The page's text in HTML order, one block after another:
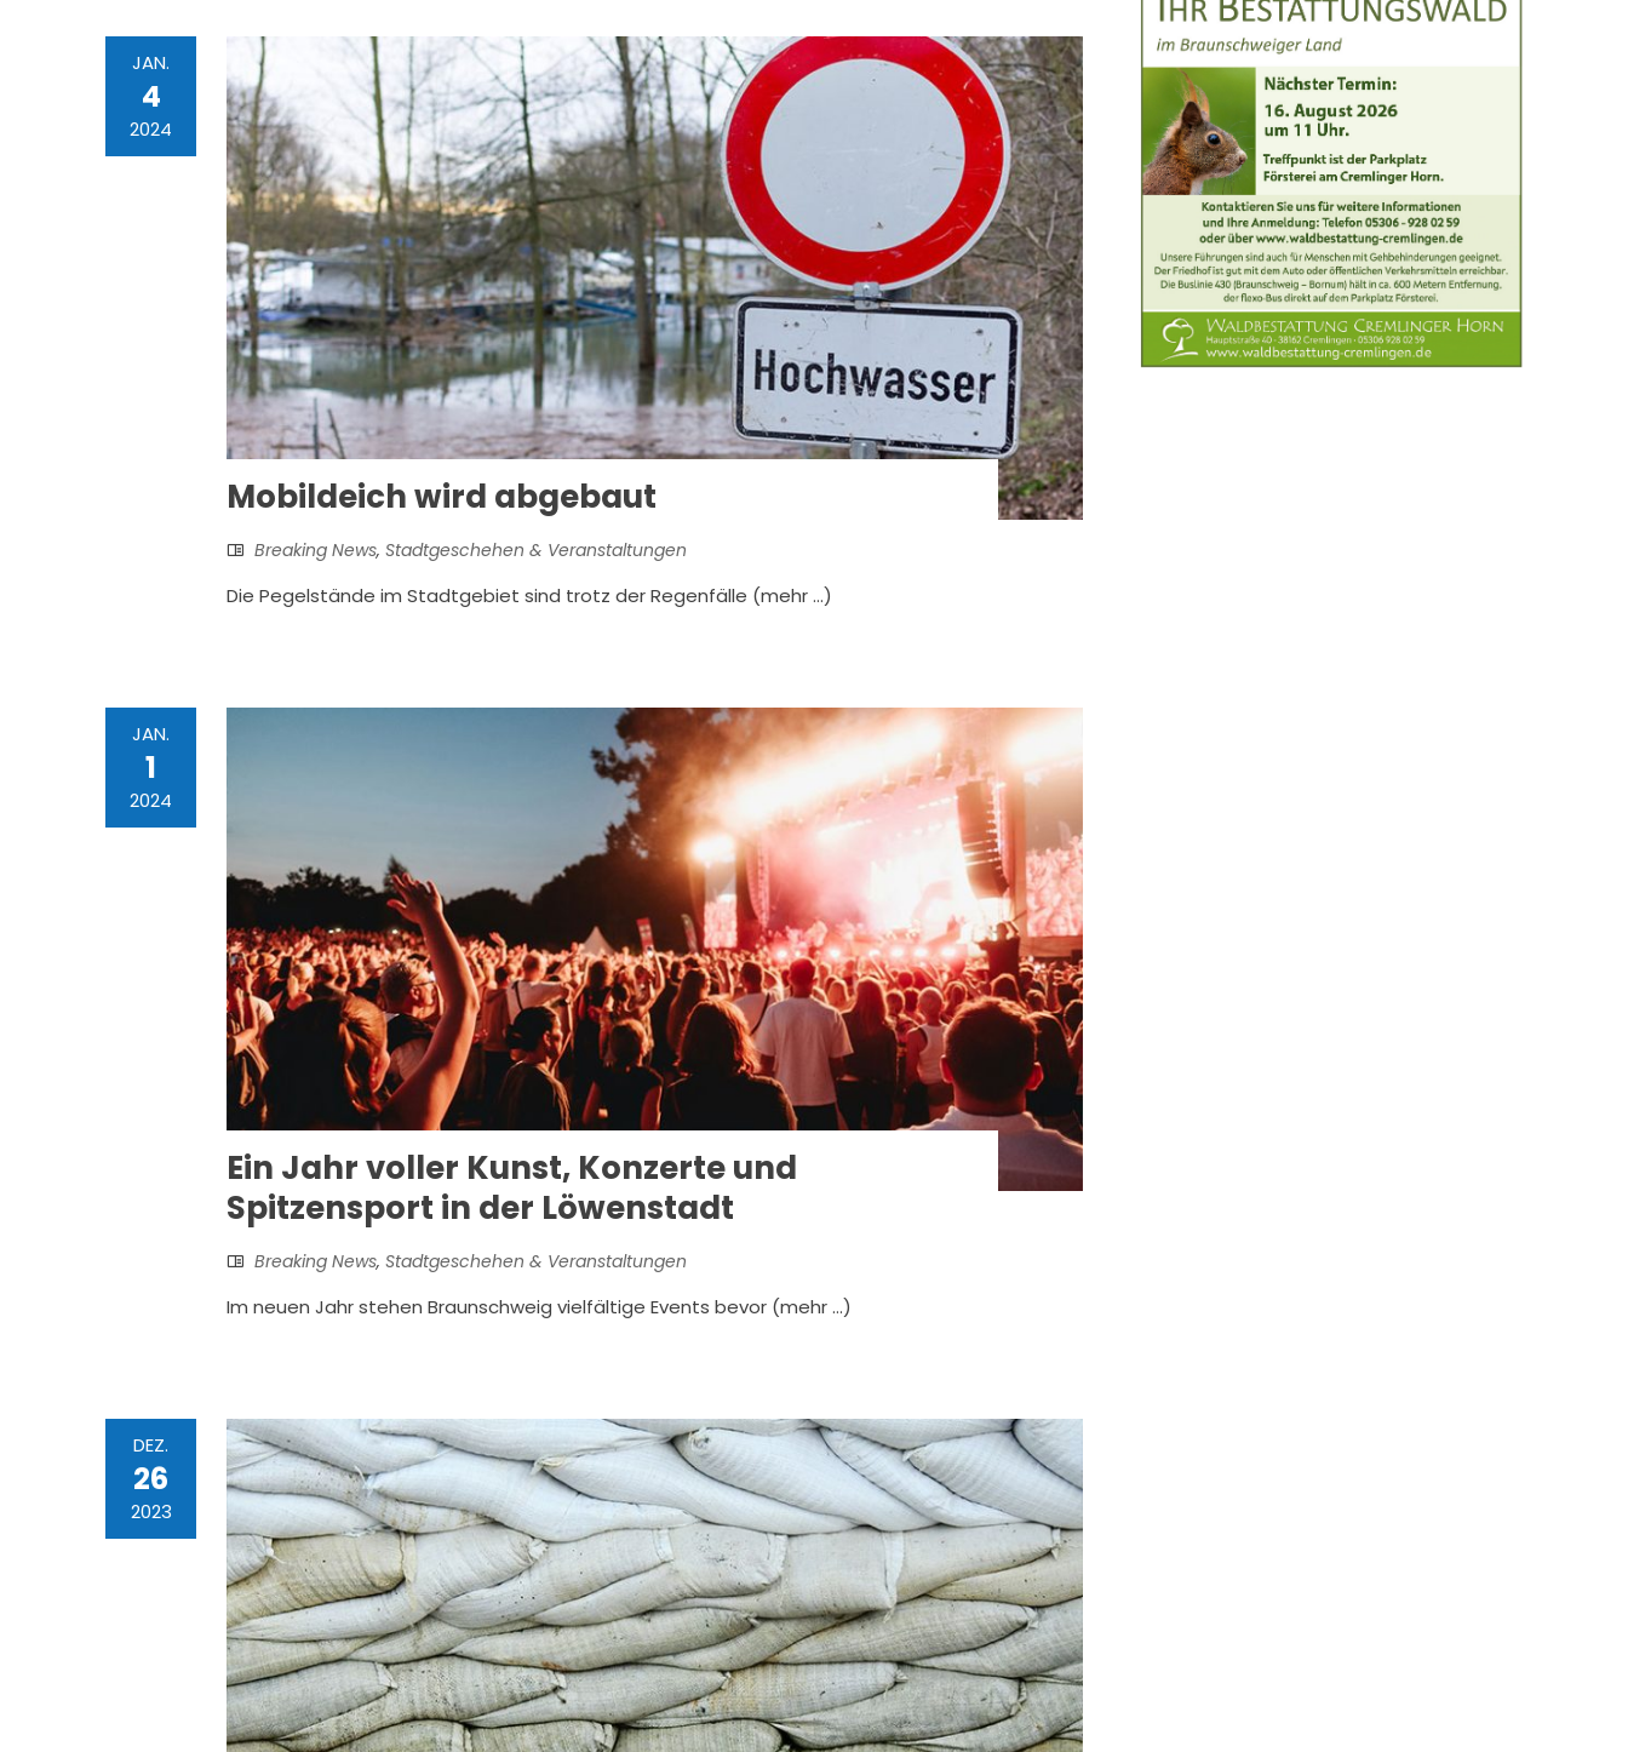
JAN.
4
2024
Mobildeich wird abgebaut
Breaking News, Stadtgeschehen & Veranstaltungen
Die Pegelstände im Stadtgebiet sind trotz der Regenfälle (mehr …)
JAN.
1
2024
Ein Jahr voller Kunst, Konzerte und
Spitzensport in der Löwenstadt
Breaking News, Stadtgeschehen & Veranstaltungen
Im neuen Jahr stehen Braunschweig vielfältige Events bevor (mehr …)
DEZ.
26
2023